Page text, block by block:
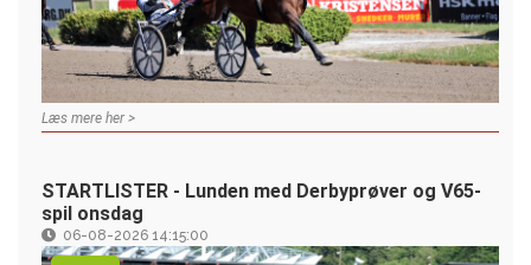
Læs mere her >
STARTLISTER - Lunden med Derbyprøver og V65-
spil onsdag
06-08-2026 14:15:00